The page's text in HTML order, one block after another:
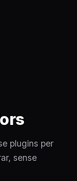
plugins per
sense